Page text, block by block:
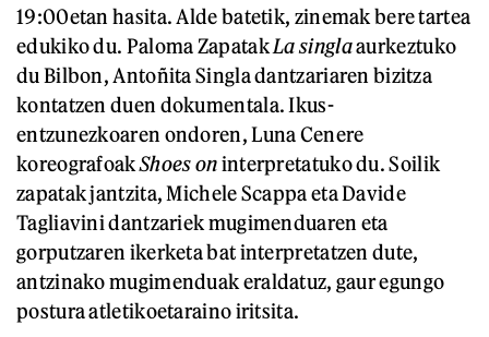
19:00etan hasita. Alde batetik, zinemak bere tartea
edukiko du. Paloma ZapatakLa singlaaurkeztuko
du Bilbon, Antoñita Singla dantzariaren bizitza
kontatzen duen dokumentala. Ikus-
entzunezkoaren ondoren, Luna Cenere
koreografoakShoes oninterpretatuko du. Soilik
zapatak jantzita, Michele Scappa eta Davide
Tagliavini dantzariek mugimenduaren eta
gorputzaren ikerketa bat interpretatzen dute,
antzinako mugimenduak eraldatuz, gaur egungo
postura atletikoetaraino iritsita.